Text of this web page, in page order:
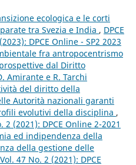
ecologica e le corti
tra Svezia e India , DPCE
DPCE Online - SP2 2023
fra antropocentrismo
dal Diritto
Amirante e R. Tarchi
del diritto della
Autorità nazionali garanti
evolutivi della disciplina ,
2 (2021): DPCE Online 2-2021
ed indipendenza della
della gestione delle
47 No. 2 (2021): DPCE